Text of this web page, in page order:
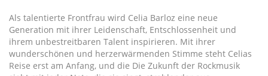
Als talentierte Frontfrau wird Celia Barloz eine neue
Generation mit ihrer Leidenschaft, Entschlossenheit und
ihrem unbestreitbaren Talent inspirieren. Mit ihrer
wunderschönen und herzerwärmenden Stimme steht Celias
Reise erst am Anfang, und die Die Zukunft der Rockmusik